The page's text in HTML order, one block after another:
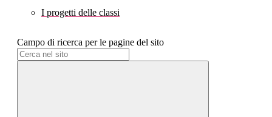
I progetti delle classi
Campo di ricerca per le pagine del sito